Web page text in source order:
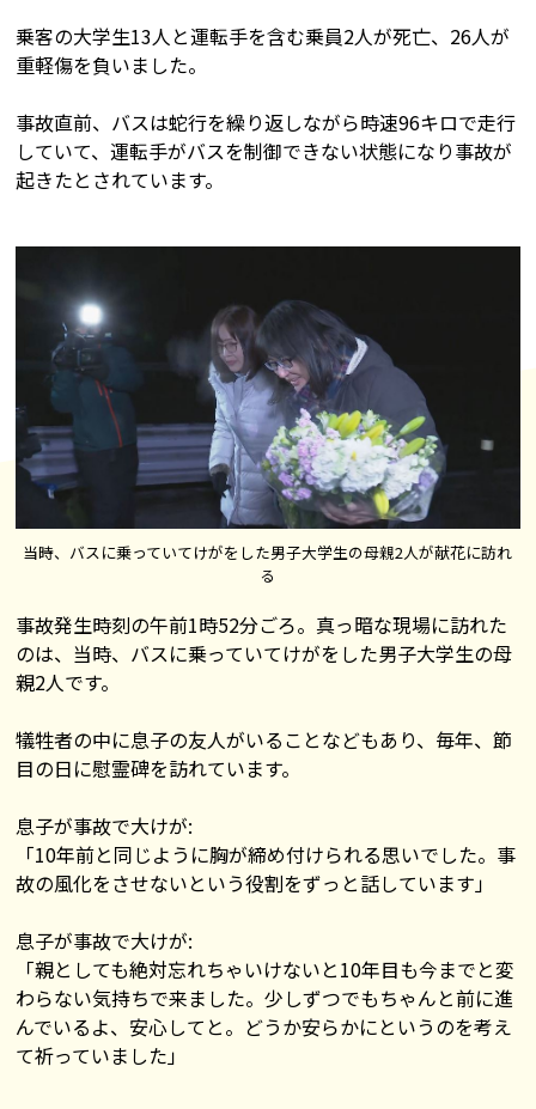
乗客の大学生13人と運転手を含む乗員2人が死亡、26人が
重軽傷を負いました。
事故直前、バスは蛇行を繰り返しながら時速96キロで走行
していて、運転手がバスを制御できない状態になり事故が
起きたとされています。
当時、バスに乗っていてけがをした男子大学生の母親2人が献花に訪れ
る
事故発生時刻の午前1時52分ごろ。真っ暗な現場に訪れた
のは、当時、バスに乗っていてけがをした男子大学生の母
親2人です。
犠牲者の中に息子の友人がいることなどもあり、毎年、節
目の日に慰霊碑を訪れています。
息子が事故で大けが:
「10年前と同じように胸が締め付けられる思いでした。事
故の風化をさせないという役割をずっと話しています」
息子が事故で大けが:
「親としても絶対忘れちゃいけないと10年目も今までと変
わらない気持ちで来ました。少しずつでもちゃんと前に進
んでいるよ、安心してと。どうか安らかにというのを考え
て祈っていました」